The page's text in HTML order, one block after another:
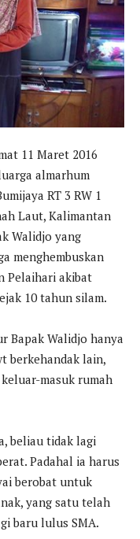
11 Maret 2016
almarhum
RT 3 RW 1
Laut, Kalimantan
Walidjo yang
menghembuskan
Pelaihari akibat
10 tahun silam.
Bapak Walidjo hanya
berkehandak lain,
masuk rumah
beliau tidak lagi
Padahal ia harus
berobat untuk
yang satu telah
baru lulus SMA.